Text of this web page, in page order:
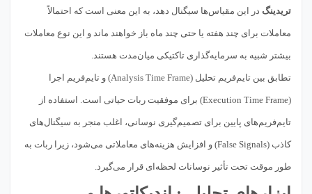
تریدینگ در این مقیاس‌ها سیگنال دهد، به این معنی است که احتمالاً
معاملات برای چند هفته یا حتی چند ماه باز خواهند ماند و این نوع معاملات
بیشتر شبیه به سرمایه‌گذاری تاکتیکی میان‌مدت هستند.
تطابق بین تایم‌فریم تحلیل (Analysis Time Frame) و تایم‌فریم اجرا
(Execution Time Frame) برای موفقیت ربات حیاتی است. استفاده از
تایم‌فریم‌های پایین برای تصمیم‌گیری نوسانی، اغلب منجر به سیگنال‌های
کاذب (False Signals) و افزایش هزینه‌های معاملاتی می‌شود، زیرا ربات به
طور موقت تحت تأثیر نوسانات لحظه‌ای قرار می‌گیرد.